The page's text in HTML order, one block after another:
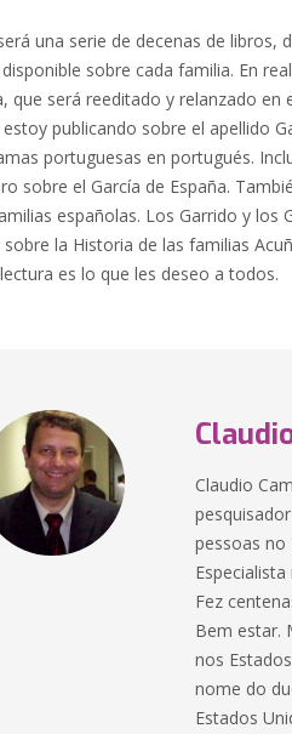
una serie de decenas de libros,
sobre cada familia. En
que será reeditado y relanzado en
publicando sobre el apellido
portuguesas en portugués.
sobre el García de España.
españolas. Los Garrido y los
la Historia de las familias
es lo que les deseo a todos.
Claudio
pessoas no
Fez
Bem estar.
nos
nome do
Estados